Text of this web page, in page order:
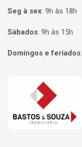
Seg à sex: 9h às 18h
Sábados: 9h às 15h
Domingos e feriados:
Página inicial